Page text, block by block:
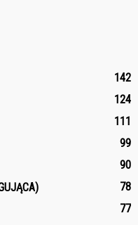
142
124
111
99
90
78
77